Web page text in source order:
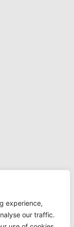
experience,
our traffic.